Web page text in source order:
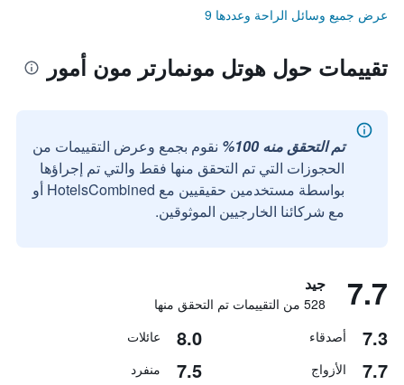
عرض جميع وسائل الراحة وعددها 9
تقييمات حول هوتل مونمارتر مون أمور
تم التحقق منه 100%
نقوم بجمع وعرض التقييمات من
الحجوزات التي تم التحقق منها فقط والتي تم إجراؤها
بواسطة مستخدمين حقيقيين مع HotelsCombined أو
مع شركائنا الخارجيين الموثوقين.
7.7 جيد
528 من التقييمات تم التحقق منها
7.3 أصدقاء 8.0 عائلات
7.7 الأزواج 7.5 منفرد